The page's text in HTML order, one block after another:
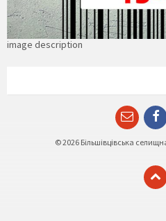
image description
Email
© 2026 Більшівцівська